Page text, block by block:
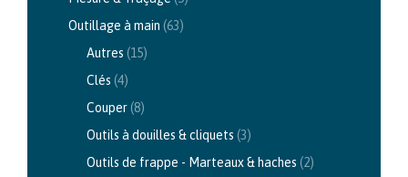
Outillage à main (63)
Autres (15)
Clés (4)
Couper(8)
Outils à douilles & cliquets (3)
Outils de frappe - Marteaux & haches (2)